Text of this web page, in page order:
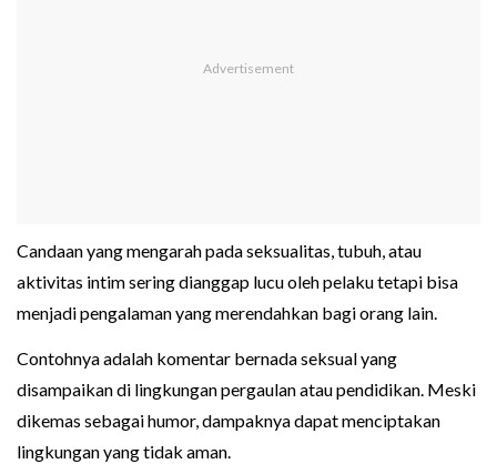
Candaan yang mengarah pada seksualitas, tubuh, atau
aktivitas intim sering dianggap lucu oleh pelaku tetapi bisa
menjadi pengalaman yang merendahkan bagi orang lain.
Contohnya adalah komentar bernada seksual yang
disampaikan di lingkungan pergaulan atau pendidikan. Meski
dikemas sebagai humor, dampaknya dapat menciptakan
lingkungan yang tidak aman.